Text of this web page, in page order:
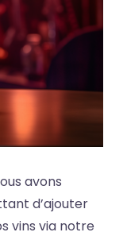
avons
d’ajouter
vins via notre